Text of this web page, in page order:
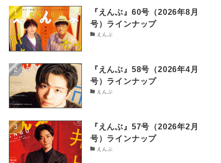
『えんぶ』60号（2026年8月
号）ラインナップ
えんぶ
『えんぶ』58号（2026年4月
号）ラインナップ
えんぶ
『えんぶ』57号（2026年2月
号）ラインナップ
えんぶ